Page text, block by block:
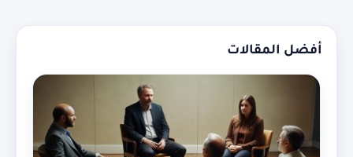
أفضل المقالات